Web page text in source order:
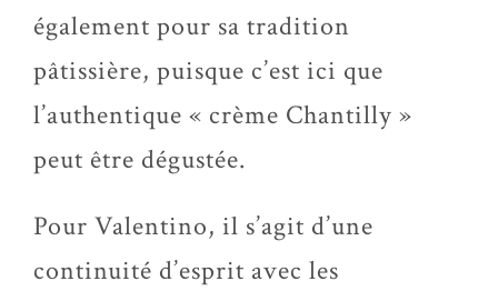
également pour sa tradition
pâtissière, puisque c’est ici que
l’authentique « crème Chantilly »
peut être dégustée.
Pour Valentino, il s’agit d’une
continuité d’esprit avec les